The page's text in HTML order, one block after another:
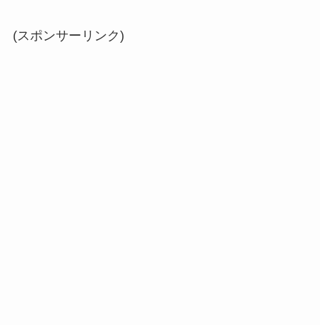
(スポンサーリンク)